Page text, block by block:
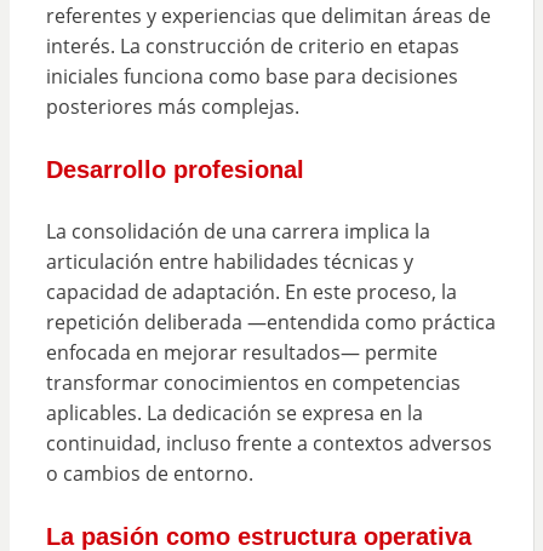
referentes y experiencias que delimitan áreas de
interés. La construcción de criterio en etapas
iniciales funciona como base para decisiones
posteriores más complejas.
Desarrollo profesional
La consolidación de una carrera implica la
articulación entre habilidades técnicas y
capacidad de adaptación. En este proceso, la
repetición deliberada —entendida como práctica
enfocada en mejorar resultados— permite
transformar conocimientos en competencias
aplicables. La dedicación se expresa en la
continuidad, incluso frente a contextos adversos
o cambios de entorno.
La pasión como estructura operativa